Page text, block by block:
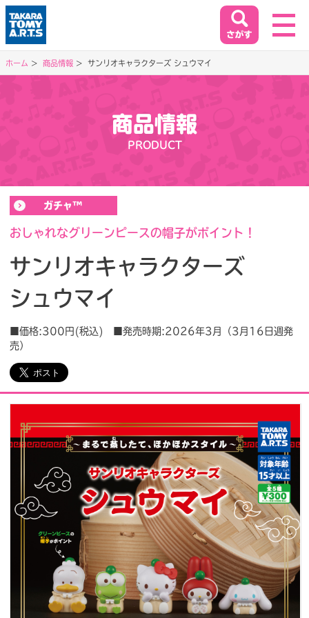
イベント&キャンペーン
EVENT&CAMPAIGN
お客様相談室
SUPPORT
会社情報
プレスリリース よくあるご質問
ビジネスのお客様
閉じる
閉じる
ホーム 商品情報 サンリオキャラクターズ シュウマイ
商品情報
PRODUCT
ガチャ™
おしゃれなグリーンピースの帽子がポイント！
サンリオキャラクターズ
シュウマイ
■価格:300円(税込) ■発売時期:2026年3月（3月16日週発
売）